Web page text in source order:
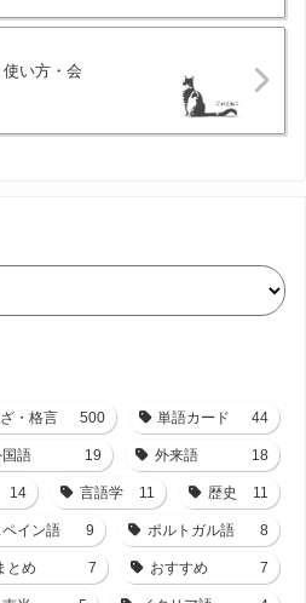
使い方・会
・格言 500 単語カード 44
語 19 外来語 18
14 言語学 11 歴史 11
ペイン語 9 ポルトガル語 8
とめ 7 おすすめ 7